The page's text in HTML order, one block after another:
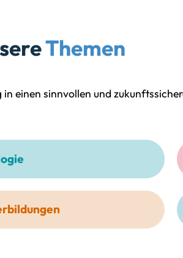
Themen
einen sinnvollen und